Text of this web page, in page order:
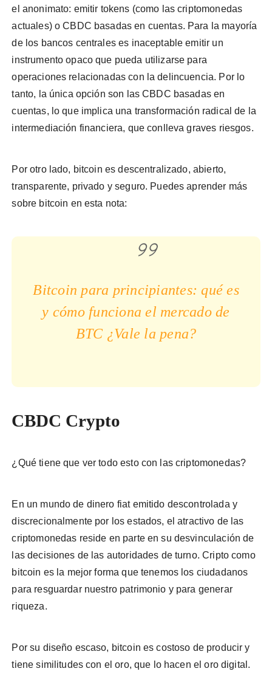
el anonimato: emitir tokens (como las criptomonedas
actuales) o CBDC basadas en cuentas. Para la mayoría
de los bancos centrales es inaceptable emitir un
instrumento opaco que pueda utilizarse para
operaciones relacionadas con la delincuencia. Por lo
tanto, la única opción son las CBDC basadas en
cuentas, lo que implica una transformación radical de la
intermediación financiera, que conlleva graves riesgos.
Por otro lado, bitcoin es descentralizado, abierto,
transparente, privado y seguro. Puedes aprender más
sobre bitcoin en esta nota:
Bitcoin para principiantes: qué es
y cómo funciona el mercado de
BTC ¿Vale la pena?
CBDC Crypto
¿Qué tiene que ver todo esto con las criptomonedas?
En un mundo de dinero fiat emitido descontrolada y
discrecionalmente por los estados, el atractivo de las
criptomonedas reside en parte en su desvinculación de
las decisiones de las autoridades de turno. Cripto como
bitcoin es la mejor forma que tenemos los ciudadanos
para resguardar nuestro patrimonio y para generar
riqueza.
Por su diseño escaso, bitcoin es costoso de producir y
tiene similitudes con el oro, que lo hacen el oro digital.